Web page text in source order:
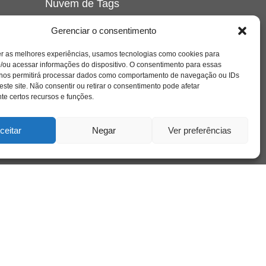
Gerenciar o consentimento
as melhores experiências, usamos tecnologias como cookies para
ou acessar informações do dispositivo. O consentimento para essas
permitirá processar dados como comportamento de navegação ou IDs
site. Não consentir ou retirar o consentimento pode afetar
certos recursos e funções.
Negar Ver preferências
Nuvem de Tags
crianca cuidado cultura depressao
educação família filme
freud infância insight jung liberdade livro
loucura luto maternidade
psicologia relato